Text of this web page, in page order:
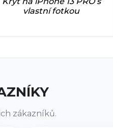
vlastní fotkou
zákazníků.